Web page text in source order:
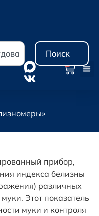
Поиск
прибор,
индекса белизны
различных
Этот показатель
муки и контроля